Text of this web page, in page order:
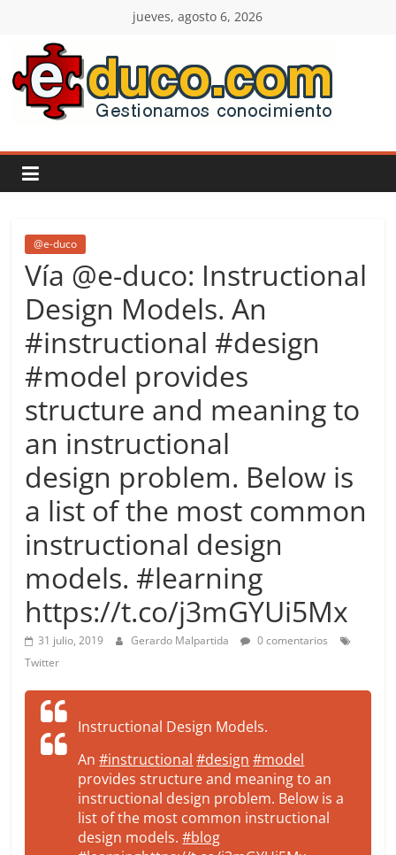
contenido
jueves, agosto 6, 2026
E-
duco:
Gestión
del
Conocimiento
Learn
more.
Do
more.
Be
more.
@e-duco
Vía @e-duco: Instructional
Design Models. An
#instructional #design
#model provides
structure and meaning to
an instructional
design problem. Below is
a list of the most common
instructional design
models. #learning
https://t.co/j3mGYUi5Mx
31 julio, 2019 Gerardo Malpartida
0 comentarios
Twitter
Instructional Design Models.
An#instructional #design #model
provides structure and meaning to an
instructional design problem. Below is a
list of the most common instructional
design models.#blog